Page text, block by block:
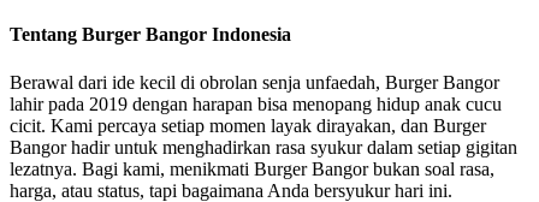
Tentang Burger Bangor Indonesia
Berawal dari ide kecil di obrolan senja unfaedah, Burger Bangor
lahir pada 2019 dengan harapan bisa menopang hidup anak cucu
cicit. Kami percaya setiap momen layak dirayakan, dan Burger
Bangor hadir untuk menghadirkan rasa syukur dalam setiap gigitan
lezatnya. Bagi kami, menikmati Burger Bangor bukan soal rasa,
harga, atau status, tapi bagaimana Anda bersyukur hari ini.